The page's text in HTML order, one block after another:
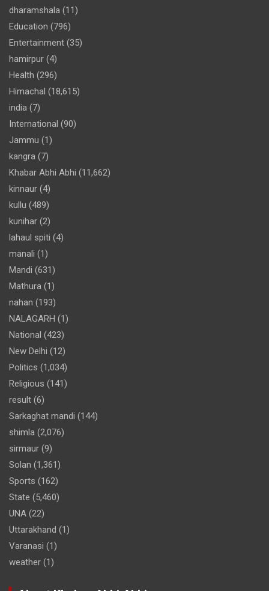
dharamshala (11)
Education (796)
Entertainment (35)
hamirpur (4)
Health (296)
Himachal (18,615)
india (7)
International (90)
Jammu (1)
kangra (7)
Khabar Abhi Abhi (11,662)
kinnaur (4)
kullu (489)
kunihar (2)
lahaul spiti (4)
manali (1)
Mandi (631)
Mathura (1)
nahan (193)
NALAGARH (1)
National (423)
New Delhi (12)
Politics (1,034)
Religious (141)
result (6)
Sarkaghat mandi (144)
shimla (2,076)
sirmaur (9)
Solan (1,361)
Sports (162)
State (5,460)
UNA (22)
Uttarakhand (1)
Varanasi (1)
weather (1)